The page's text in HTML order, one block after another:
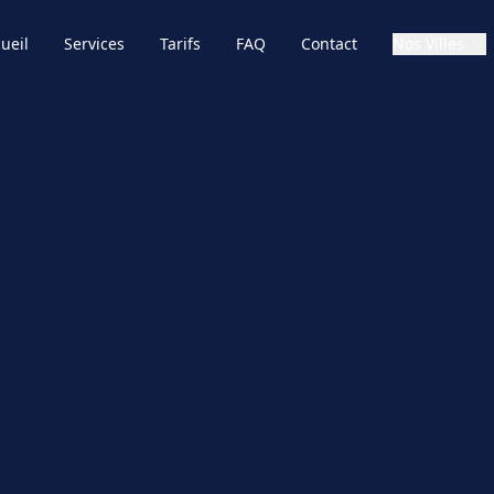
Services Tarifs FAQ Contact